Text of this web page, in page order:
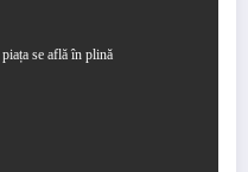
se află în plină